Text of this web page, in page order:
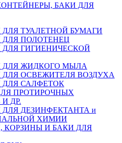
БАКИ ДЛЯ
ТУАЛЕТНОЙ БУМАГИ
ПОЛОТЕНЕЦ
ГИГИЕНИЧЕСКОЙ
ДЛЯ ЖИДКОГО МЫЛА
ОСВЕЖИТЕЛЯ ВОЗДУХА
САЛФЕТОК
ПРОТИРОЧНЫХ
ДР.
ДЕЗИНФЕКТАНТА и
ХИМИИ
КОРЗИНЫ И БАКИ ДЛЯ